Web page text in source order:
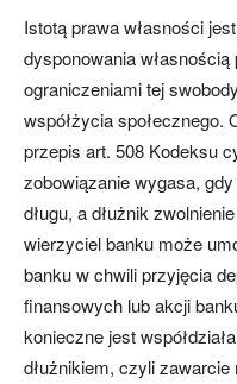
Istotą prawa własności
dysponowania
ograniczeniami tej
współżycia społecznego.
przepis art. 508 Kodeksu
zobowiązanie wygasa,
długu, a dłużnik
wierzyciel banku może
banku w chwili przyjęcia
finansowych lub akcji
konieczne jest
dłużnikiem, czyli